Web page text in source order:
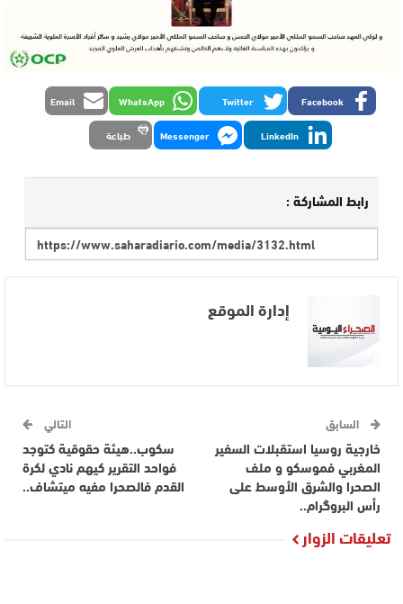
Facebook
Twitter
WhatsApp
Email
LinkedIn
Messenger طباعة
رابط المشاركة :
إدارة الموقع
السابق
خارجية روسيا استقبلات السفير
المغربي فموسكو و ملف
الصحرا والشرق الأوسط على
رأس البروگرام..
التالي
سكوب..هيئة حقوقية كتوجد
فواحد التقرير كيهم نادي لكرة
القدم فالصحرا مفيه ميتشاف..
تعليقات الزوار